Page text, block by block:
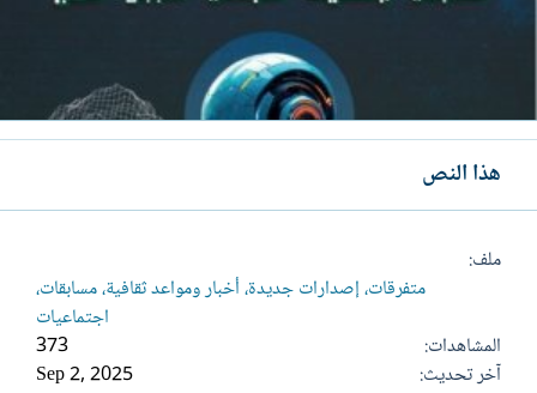
هذا النص
ملف
متفرقات، إصدارات جديدة، أخبار ومواعد ثقافية، مسابقات،
اجتماعيات
المشاهدات
373
آخر تحديث
Sep 2, 2025